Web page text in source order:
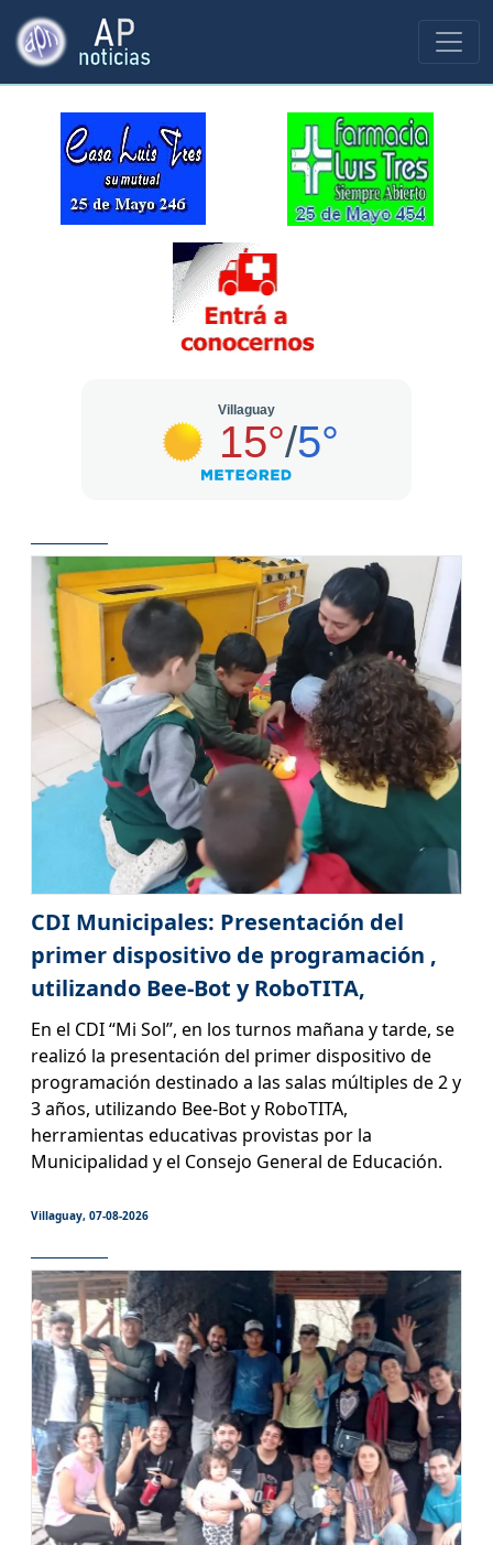
CDI Municipales: Presentación del
primer dispositivo de programación ,
utilizando Bee-Bot y RoboTITA,
En el CDI “Mi Sol”, en los turnos mañana y tarde, se
realizó la presentación del primer dispositivo de
programación destinado a las salas múltiples de 2 y
3 años, utilizando Bee-Bot y RoboTITA,
herramientas educativas provistas por la
Municipalidad y el Consejo General de Educación.
Villaguay, 07-08-2026